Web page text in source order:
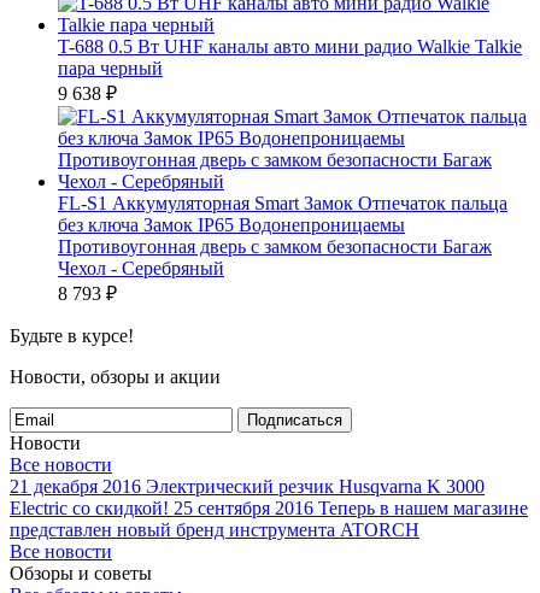
T-688 0.5 Вт UHF каналы авто мини радио Walkie Talkie
пара черный
9 638 ₽
FL-S1 Аккумуляторная Smart Замок Отпечаток пальца
без ключа Замок IP65 Водонепроницаемы
Противоугонная дверь с замком безопасности Багаж
Чехол - Серебряный
8 793 ₽
Будьте в курсе!
Новости, обзоры и акции
Подписаться
Новости
Все новости
21 декабря 2016 Электрический резчик Husqvarna K 3000
Electric со скидкой! 25 сентября 2016 Теперь в нашем магазине
представлен новый бренд инструмента ATORCH
Все новости
Обзоры и советы